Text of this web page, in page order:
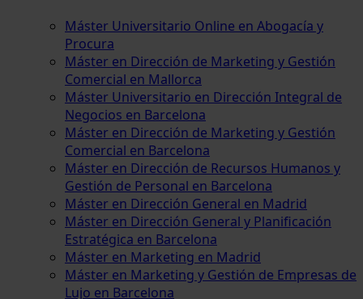
Máster Universitario Online en Abogacía y
Procura
Máster en Dirección de Marketing y Gestión
Comercial en Mallorca
Máster Universitario en Dirección Integral de
Negocios en Barcelona
Máster en Dirección de Marketing y Gestión
Comercial en Barcelona
Máster en Dirección de Recursos Humanos y
Gestión de Personal en Barcelona
Máster en Dirección General en Madrid
Máster en Dirección General y Planificación
Estratégica en Barcelona
Máster en Marketing en Madrid
Máster en Marketing y Gestión de Empresas de
Lujo en Barcelona